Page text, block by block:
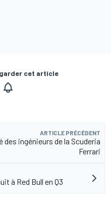
cet article
ARTICLE PRÉCÉDENT
ingénieurs de la Scuderia
Ferrari
à Red Bull en Q3